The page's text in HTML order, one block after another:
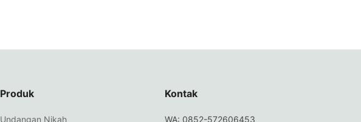
Produk
Undangan Nikah
Kontak
WA: 0852-572606453